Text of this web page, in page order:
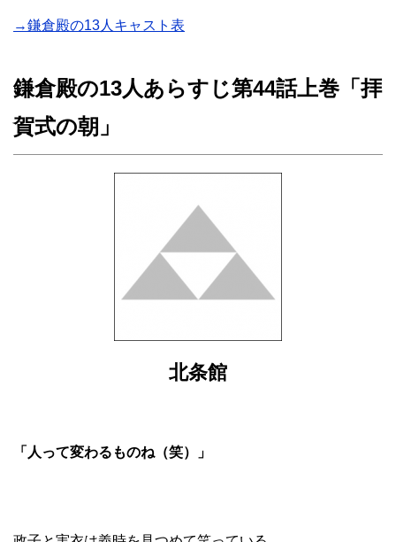
→鎌倉殿の13人キャスト表
鎌倉殿の13人あらすじ第44話上巻「拝
賀式の朝」
北条館
「人って変わるものね（笑）」